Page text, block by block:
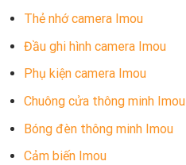
Thẻ nhớ camera Imou
Đầu ghi hình camera Imou
Phụ kiện camera Imou
Chuông cửa thông minh Imou
Bóng đèn thông minh Imou
Cảm biến Imou